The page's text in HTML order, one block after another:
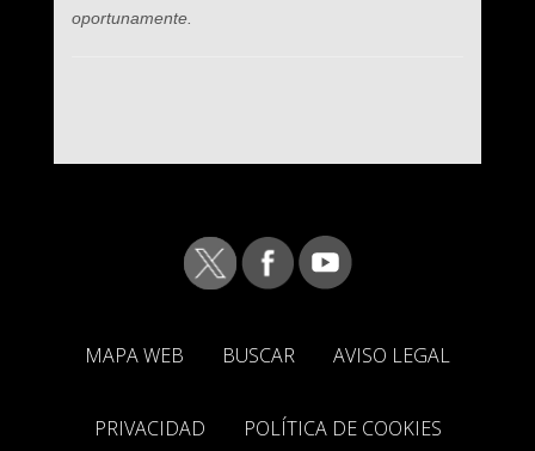
oportunamente.
MAPA WEB BUSCAR AVISO LEGAL
PRIVACIDAD POLÍTICA DE COOKIES